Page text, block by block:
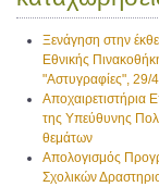
Ξενάγηση στην
Εθνικής
"Αστυγραφίες", 29/4
Αποχαιρετιστήρια
της Υπεύθυνης
θεμάτων
Απολογισμός
Σχολικών